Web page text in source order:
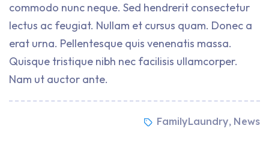
commodo nunc neque. Sed hendrerit consectetur
lectus ac feugiat. Nullam et cursus quam. Donec a
erat urna. Pellentesque quis venenatis massa.
Quisque tristique nibh nec facilisis ullamcorper.
Nam ut auctor ante.
FamilyLaundry, News